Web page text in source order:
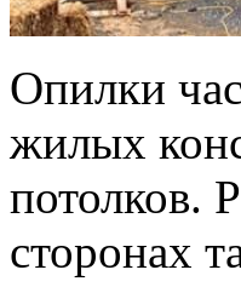
Опилки
жилых
потолков.
сторонах